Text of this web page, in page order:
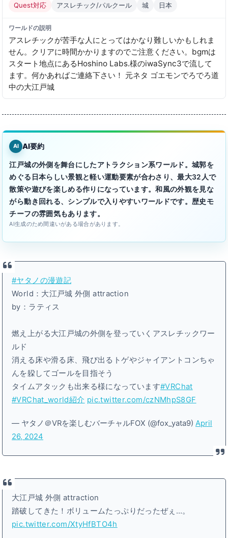
Quest対応 アスレチック/パルクール 城 日本
ワールドの説明
アスレチックが苦手な人にとってはかなり難しいかもしれま
せん。クリアに時間かかりますのでご注意ください。bgmは
スタート地点にあるHoshino Labs․様のiwaSync3で流して
ます。何かあればご連絡下さい！ 元ネタ ゴエモンでろでろ道
中の大江戸城
AI AI要約
江戸城の外側を舞台にしたアトラクション系ワールド。城郭を
めぐる日本らしい景観と軽い運動要素が合わさり、最大32人で
散策や遊びを楽しめる作りになっています。和風の外観を見な
がら動き回れる、シンプルで入りやすいワールドです。歴史モ
チーフの雰囲気もあります。
AI生成のため間違いがある場合があります。
#ヤタノの漫遊記
World：大江戸城 外側 attraction
by：ラティス
燃え上がる大江戸城の外側を登っていくアスレチックワー
ルド
消える床や滑る床、飛び出るトゲやジャイアントコンちゃ
んを躱してゴールを目指そう
タイムアタックも出来る様になっています#VRChat
#VRChat_world紹介 pic.twitter.com/czNMhpS8GF
— ヤタノ＠VRを楽しむバーチャルFOX (@fox_yata9)April
26, 2024
大江戸城 外側 attraction
踏破してきた！ボリュームたっぷりだったぜぇ…。
pic.twitter.com/XtyHfBTO4h